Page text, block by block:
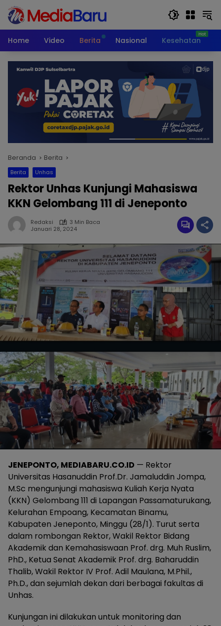
Langsung
konten
Home
Video Berita Nasional Kesehatan
Beranda Berita
Berita Unhas
Rektor Unhas Kunjungi Mahasiswa
KKN Gelombang 111 di Jeneponto
Redaksi
3 Min Baca
Januari 28, 2024
JENEPONTO, MEDIABARU.CO.ID — Rektor
Universitas Hasanuddin Prof.Dr. Jamaluddin Jompa,
M.Sc mengunjungi mahasiswa Kuliah Kerja Nyata
(KKN) Gelombang 111 di Lapangan Passamaturukang,
Kelurahan Empoang, Kecamatan Binamu,
Kabupaten Jeneponto, Minggu (28/1). Turut serta
dalam rombongan Rektor, Wakil Rektor Bidang
Akademik dan Kemahasiswaan Prof. drg. Muh Ruslim,
PhD., Ketua Senat Akademik Prof. drg. Baharuddin
Thalib, Wakil Rektor IV Prof. Adil Maulana, M.Phil.,
Ph.D., dan sejumlah dekan dari berbagai fakultas di
Unhas.
Kunjungan ini dilakukan untuk monitoring dan